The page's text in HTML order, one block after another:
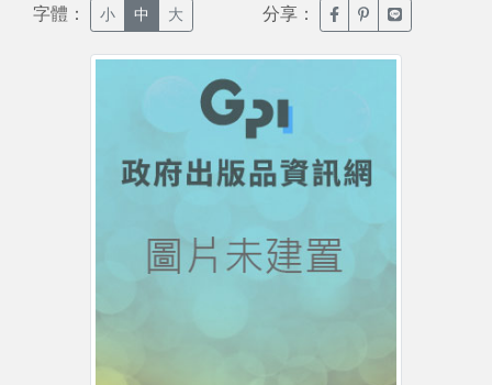
字體： 小 中 大 分享： 臉書分享(另開新視窗)
噗浪分享(另開新
Line分享(另